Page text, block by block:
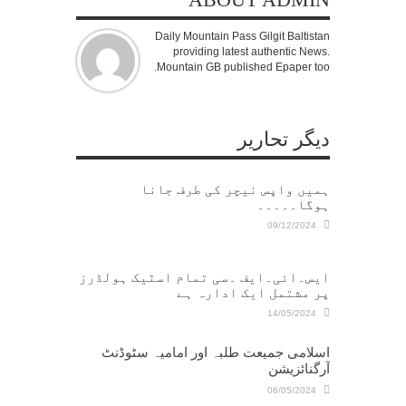
Daily Mountain Pass Gilgit Baltistan
providing latest authentic News.
Mountain GB published Epaper too.
دیگر تحاریر
ہمیں واپس نیچر کی طرف جانا
ہوگا۔۔۔۔۔
09/12/2024
ایس۔ائی۔ایف ۔سی تمام اسٹیک ہولڈرز
پر مشتمل ایک ادارہ ہے
14/05/2024
اسلامی جمیعت طلبہ اور امامیہ سٹوڈنٹ
آرگنائزیشن
06/05/2024